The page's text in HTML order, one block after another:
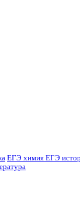
ЕГЭ химия ЕГЭ